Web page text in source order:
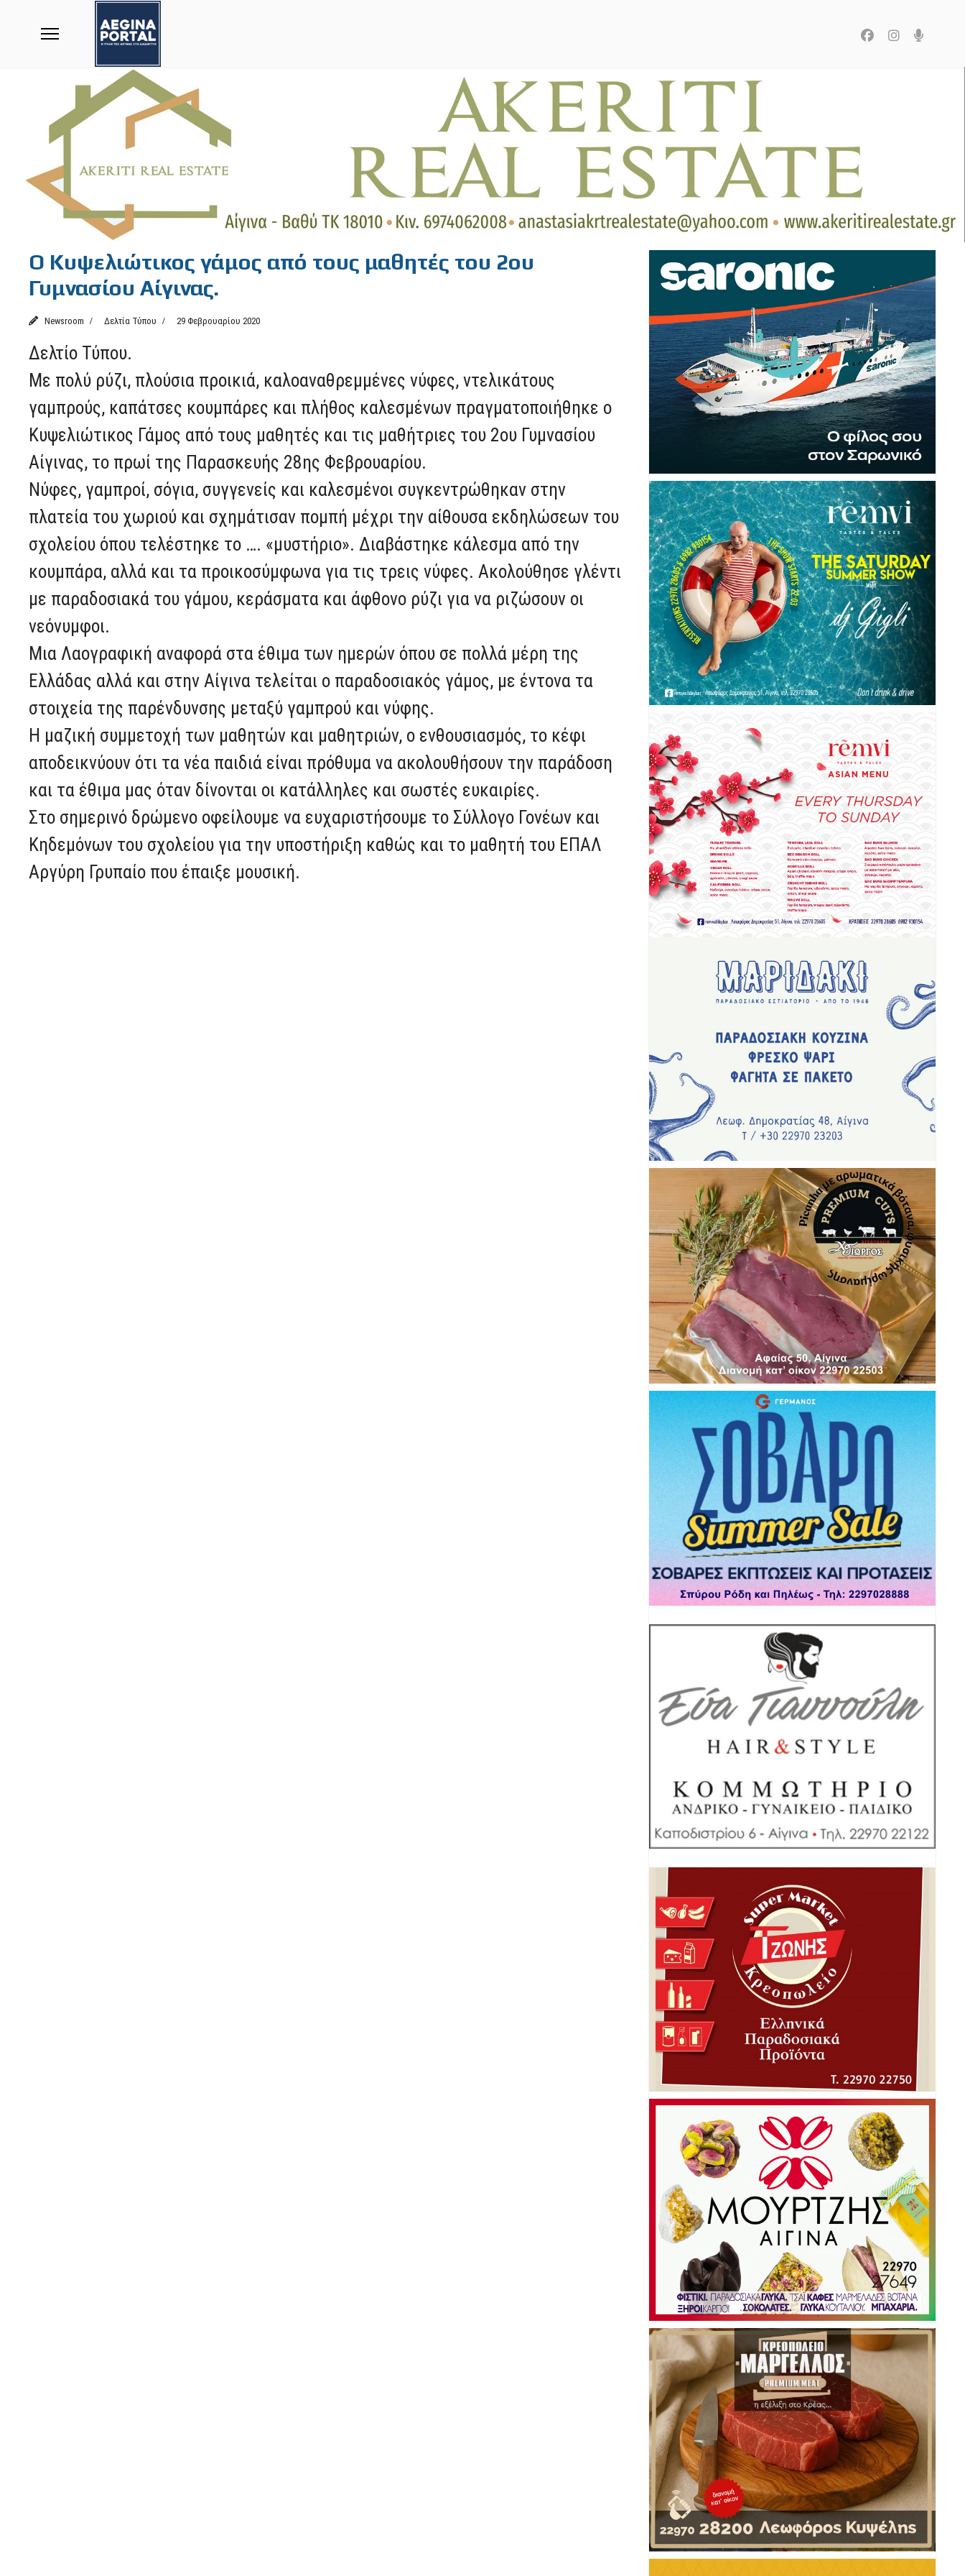
Ο Κυψελιώτικος γάμος από τους μαθητές του 2ου
Γυμνασίου Αίγινας.
Newsroom Δελτία Τύπου 29 Φεβρουαρίου 2020
Δελτίο Τύπου.
Με πολύ ρύζι, πλούσια προικιά, καλοαναθρεμμένες νύφες, ντελικάτους
γαμπρούς, καπάτσες κουμπάρες και πλήθος καλεσμένων πραγματοποιήθηκε ο
Κυψελιώτικος Γάμος από τους μαθητές και τις μαθήτριες του 2ου Γυμνασίου
Αίγινας, το πρωί της Παρασκευής 28ης Φεβρουαρίου.
Νύφες, γαμπροί, σόγια, συγγενείς και καλεσμένοι συγκεντρώθηκαν στην
πλατεία του χωριού και σχημάτισαν πομπή μέχρι την αίθουσα εκδηλώσεων του
σχολείου όπου τελέστηκε το …. «μυστήριο». Διαβάστηκε κάλεσμα από την
κουμπάρα, αλλά και τα προικοσύμφωνα για τις τρεις νύφες. Ακολούθησε γλέντι
με παραδοσιακά του γάμου, κεράσματα και άφθονο ρύζι για να ριζώσουν οι
νεόνυμφοι.
Μια Λαογραφική αναφορά στα έθιμα των ημερών όπου σε πολλά μέρη της
Ελλάδας αλλά και στην Αίγινα τελείται ο παραδοσιακός γάμος, με έντονα τα
στοιχεία της παρένδυνσης μεταξύ γαμπρού και νύφης.
Η μαζική συμμετοχή των μαθητών και μαθητριών, ο ενθουσιασμός, το κέφι
αποδεικνύουν ότι τα νέα παιδιά είναι πρόθυμα να ακολουθήσουν την παράδοση
και τα έθιμα μας όταν δίνονται οι κατάλληλες και σωστές ευκαιρίες.
Στο σημερινό δρώμενο οφείλουμε να ευχαριστήσουμε το Σύλλογο Γονέων και
Κηδεμόνων του σχολείου για την υποστήριξη καθώς και το μαθητή του ΕΠΑΛ
Αργύρη Γρυπαίο που έπαιξε μουσική.